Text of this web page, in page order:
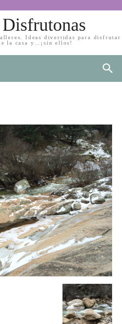
Ideas divertidas para disfrutar
la casa y…¡sin ellos!